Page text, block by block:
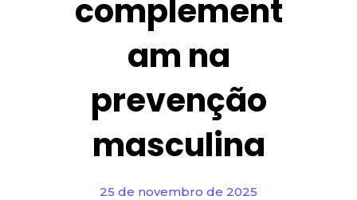
complement
am na
prevenção
masculina
25 de novembro de 2025